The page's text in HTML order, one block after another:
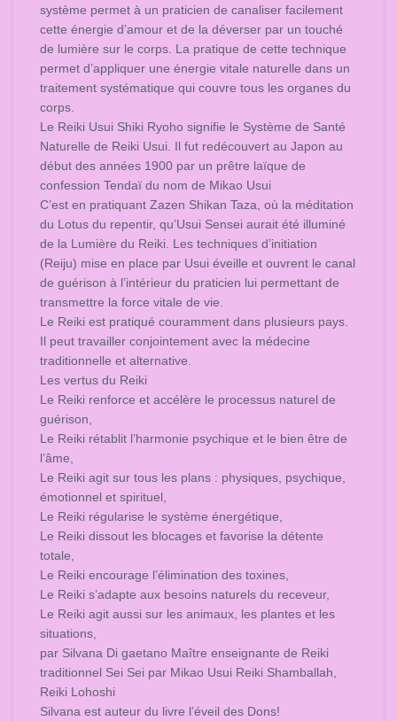
système permet à un praticien de canaliser facilement
cette énergie d’amour et de la déverser par un touché
de lumière sur le corps. La pratique de cette technique
permet d’appliquer une énergie vitale naturelle dans un
traitement systématique qui couvre tous les organes du
corps.
Le Reiki Usui Shiki Ryoho signifie le Système de Santé
Naturelle de Reiki Usui. Il fut redécouvert au Japon au
début des années 1900 par un prêtre laïque de
confession Tendaï du nom de Mikao Usui
C’est en pratiquant Zazen Shikan Taza, où la méditation
du Lotus du repentir, qu’Usui Sensei aurait été illuminé
de la Lumière du Reiki. Les techniques d’initiation
(Reiju) mise en place par Usui éveille et ouvrent le canal
de guérison à l’intérieur du praticien lui permettant de
transmettre la force vitale de vie.
Le Reiki est pratiqué couramment dans plusieurs pays.
Il peut travailler conjointement avec la médecine
traditionnelle et alternative.
Les vertus du Reiki
Le Reiki renforce et accélère le processus naturel de
guérison,
Le Reiki rétablit l’harmonie psychique et le bien être de
l’âme,
Le Reiki agit sur tous les plans : physiques, psychique,
émotionnel et spirituel,
Le Reiki régularise le système énergétique,
Le Reiki dissout les blocages et favorise la détente
totale,
Le Reiki encourage l’élimination des toxines,
Le Reiki s’adapte aux besoins naturels du receveur,
Le Reiki agit aussi sur les animaux, les plantes et les
situations,
par Silvana Di gaetano Maître enseignante de Reiki
traditionnel Sei Sei par Mikao Usui Reiki Shamballah,
Reiki Lohoshi
Silvana est auteur du livre l’éveil des Dons!